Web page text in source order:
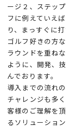
ージ２、ステッ
フに例えていえ
り、まっすぐに
ゴルフ好きの方
ラウンドを重ね
ように、開発、
んでおります。
導入までの流れ
チャレンジも多
客様のご理解を
るソリューショ